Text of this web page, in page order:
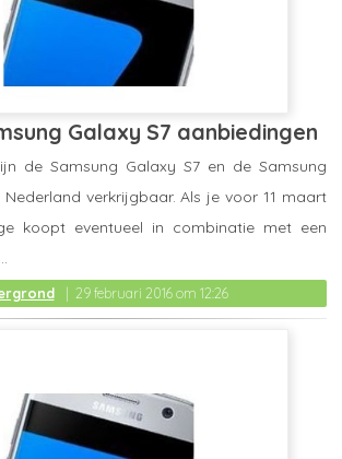
Galaxy S7 aanbiedingen
29 februari 2016 om 12:26
de Samsung Galaxy S7 en de Samsung
Nederland verkrijgbaar. Als je voor 11 maart
koopt eventueel in combinatie met een